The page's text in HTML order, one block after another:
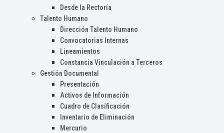
Desde la Rectoría
Talento Humano
Dirección Talento Humano
Convocatorias Internas
Lineamientos
Constancia Vinculación a Terceros
Gestión Documental
Presentación
Activos de Información
Cuadro de Clasificación
Inventario de Eliminación
Mercurio